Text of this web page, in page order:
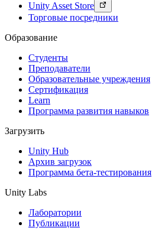
Unity Asset Store
Торговые посредники
Образование
Студенты
Преподаватели
Образовательные учреждения
Сертификация
Learn
Программа развития навыков
Загрузить
Unity Hub
Архив загрузок
Программа бета-тестирования
Unity Labs
Лаборатории
Публикации